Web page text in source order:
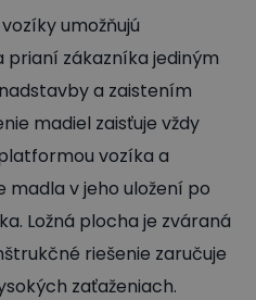
umožňujú
zákazníka jediným
a zaistením
madiel zaisťuje vždy
vozíka a
v jeho uložení po
Ložná plocha je zváraná
riešenie zaručuje
zaťaženiach.